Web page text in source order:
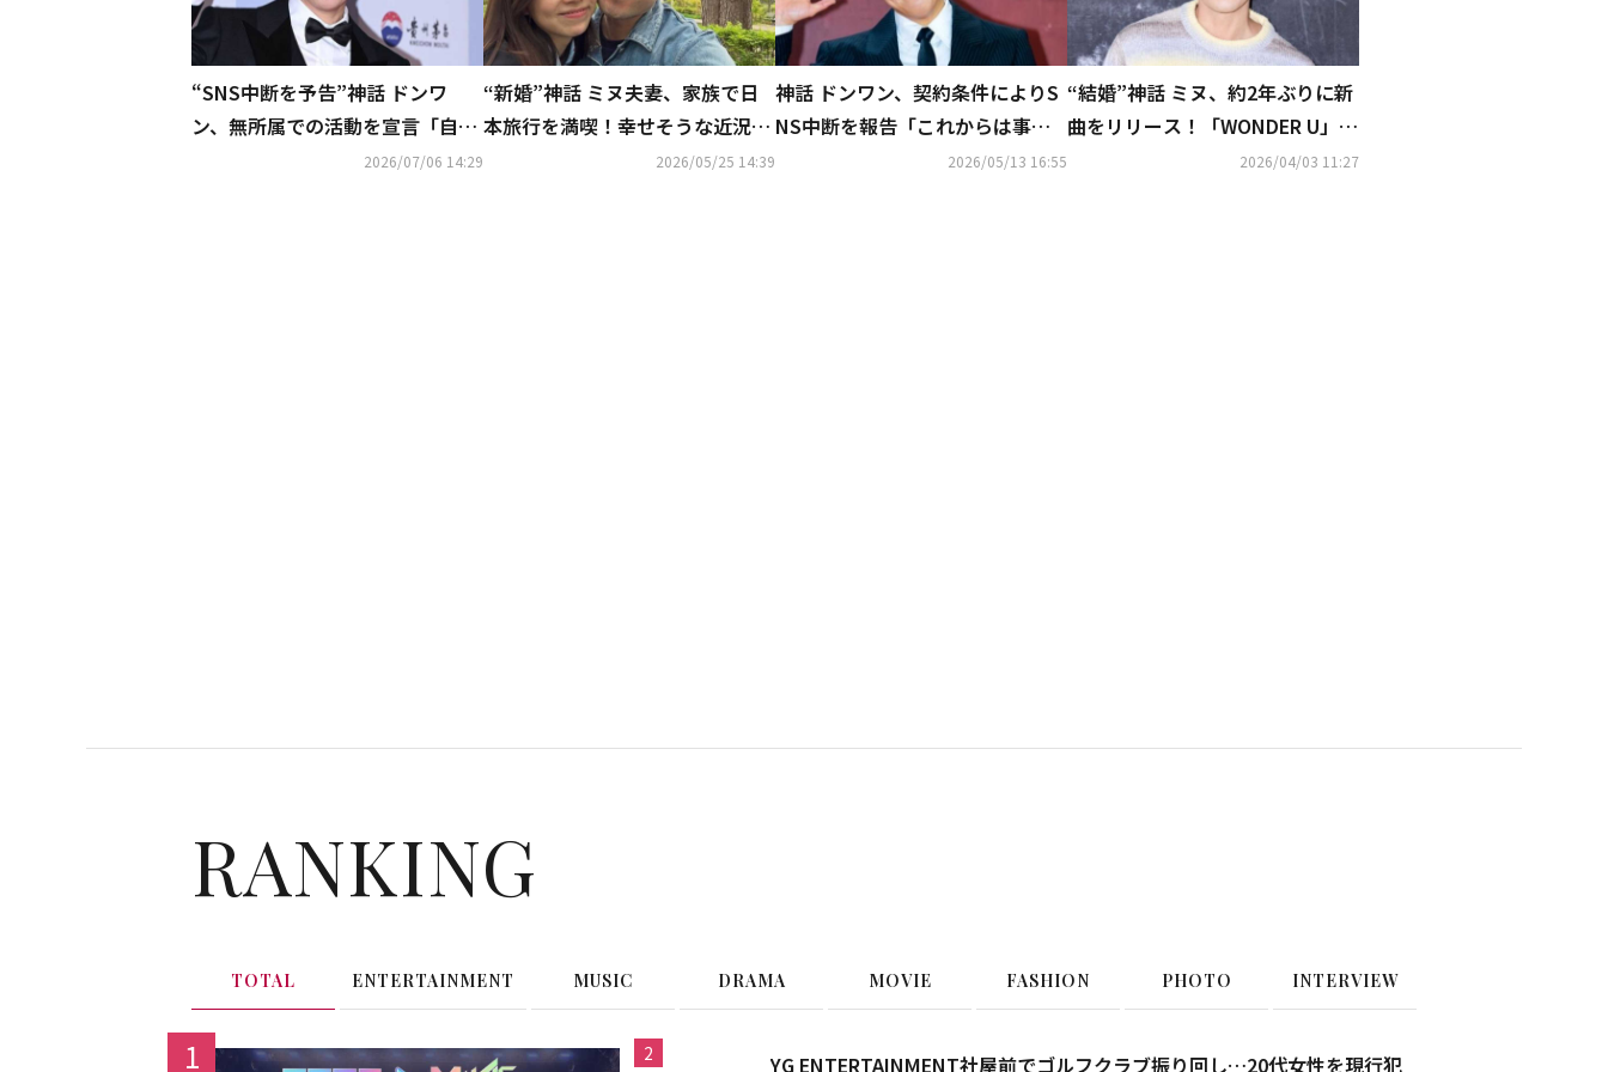
“SNS中断を予告”神話 ドンワ
ン、無所属での活動を宣言「自分
に最も合った方向性」2026/07/06 14:29
“新婚”神話 ミヌ夫妻、家族で日
本旅行を満喫！幸せそうな近況シ
2026/05/25 14:39
神話 ドンワン、契約条件によりS
NS中断を報告「これからは事務
2026/05/13 16:55
“結婚”神話 ミヌ、約2年ぶりに新
曲をリリース！「WONDER U」を
2026/04/03 11:27
RANKING
TOTAL ENTERTAINMENT MUSIC DRAMA MOVIE FASHION PHOTO INTERVIEW
1 2 YG ENTERTAINMENT社屋前でゴルフクラブ振り回し…20代女性を現行犯